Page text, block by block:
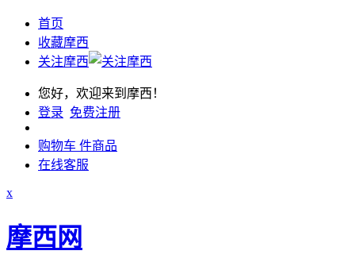
首页
收藏摩西
关注摩西
您好，欢迎来到摩西！
登录 免费注册
购物车 件商品
在线客服
x
摩西网